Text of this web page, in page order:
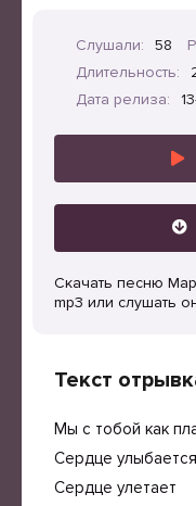
Слушали: 58
Длительность:
Дата релиза:
Скачать песню
mp3 или слушать
Текст
Мы с тобой как
Сердце улыбается
Сердце улетает